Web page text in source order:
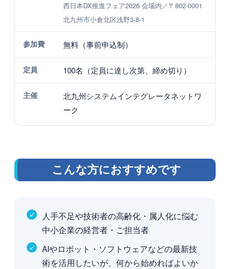
西日本DX推進フェア2026 会場内／〒802-0001
北九州市小倉北区浅野3-8-1
参加費 無料（事前申込制）
定員 100名（定員に達し次第、締め切り）
主催
北九州システムインテグレータネットワ
ーク
こんな方におすすめです
人手不足や技術者の高齢化・属人化に悩む
中小企業の経営者・ご担当者
AIやロボット・ソフトウェアなどの最新技
術を活用したいが、何から始めればよいか